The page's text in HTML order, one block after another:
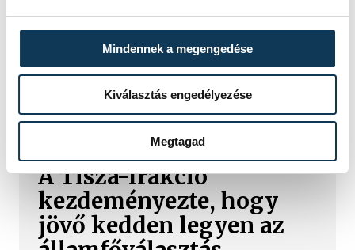
Mindennek a megengedése
Kiválasztás engedélyezése
Megtagad
technológiai kihívásokat. A
szakember, aki korábban éveken át
felelt a hazai energetikai
fejlesztésekért és a paksi blokkok
működéséért, arra figyelmeztet: az
erőmű olyan üzemállapotban van,
amelyre eredetileg nem tervezték.
A Tisza-frakció
kezdeményezte, hogy
jövő kedden legyen az